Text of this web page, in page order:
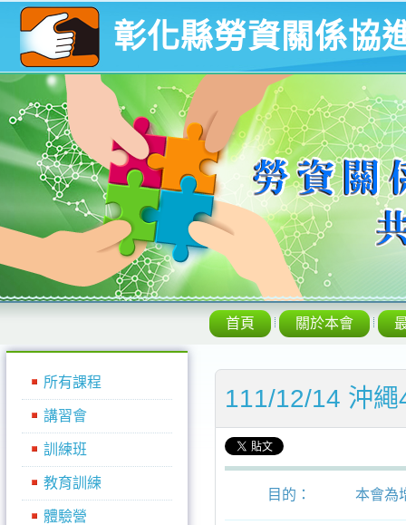
彰化縣勞資關係協
首頁 關於本會
所有課程
講習會
訓練班
教育訓練
體驗營
111/12/14 沖繩
目的： 本會為